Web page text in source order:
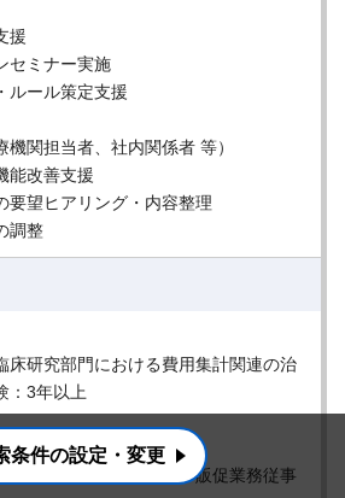
援
セミナー実施
ルール策定支援
機関担当者、社内関係者 等）
能改善支援
要望ヒアリング・内容整理
調整
床研究部門における費用集計関連の治
：3年以上
ムのインストラクター・販促業務従事
条件の設定・変更